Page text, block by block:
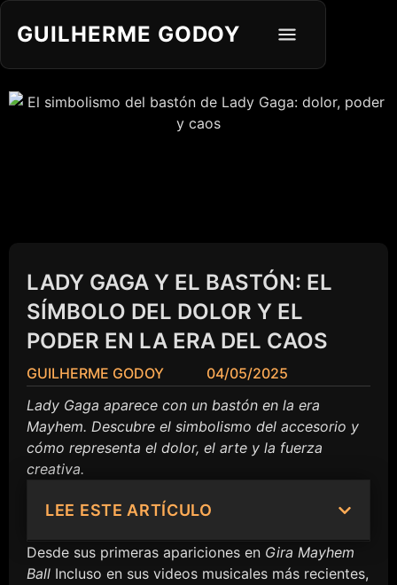
GUILHERME GODOY
LADY GAGA Y EL BASTÓN: EL
SÍMBOLO DEL DOLOR Y EL
PODER EN LA ERA DEL CAOS
GUILHERME GODOY
04/05/2025
Lady Gaga aparece con un bastón en la era
Mayhem. Descubre el simbolismo del accesorio y
cómo representa el dolor, el arte y la fuerza
creativa.
LEE ESTE ARTÍCULO
Desde sus primeras apariciones en Gira Mayhem
Ball Incluso en sus videos musicales más recientes,